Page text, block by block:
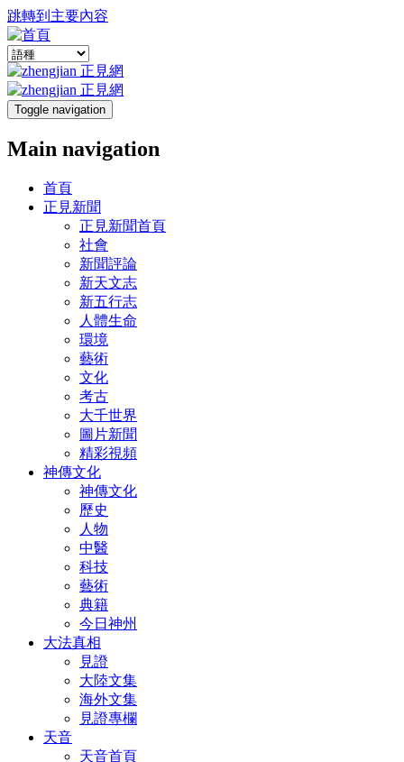
跳轉到主要內容
Toggle navigation
Main navigation
首頁
正見新聞
正見新聞首頁
社會
新聞評論
新天文志
新五行志
人體生命
環境
藝術
文化
考古
大千世界
圖片新聞
精彩視頻
神傳文化
神傳文化
歷史
人物
中醫
科技
藝術
典籍
今日神州
大法真相
見證
大陸文集
海外文集
見證專欄
天音
天音首頁